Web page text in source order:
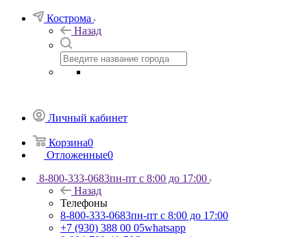
Кострома
Назад
Личный кабинет
Корзина0
Отложенные0
8-800-333-0683пн-пт с 8:00 до 17:00
Назад
Телефоны
8-800-333-0683пн-пт с 8:00 до 17:00
+7 (930) 388 00 05whatsapp